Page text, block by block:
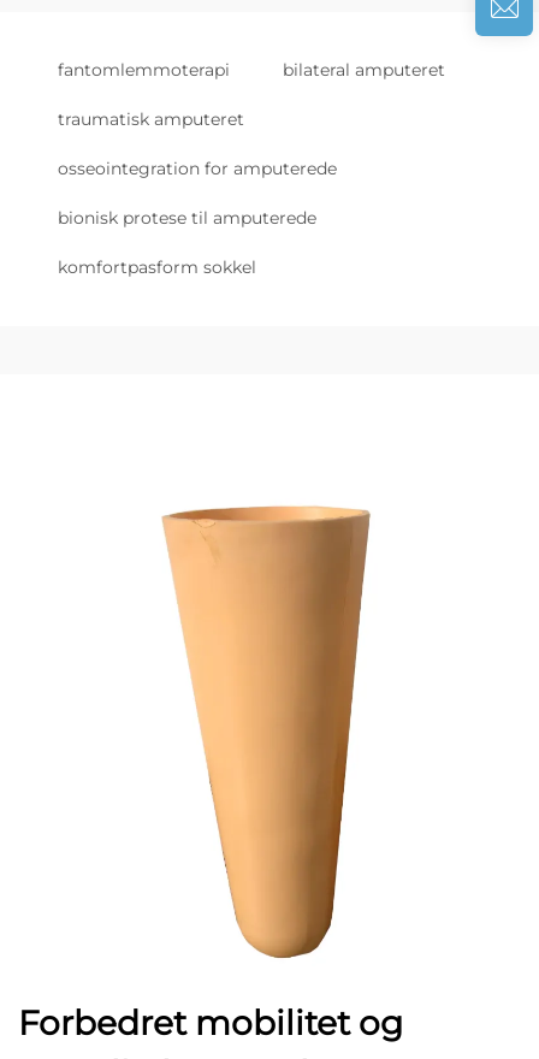
fantomlemmoterapi bilateral amputeret
traumatisk amputeret
osseointegration for amputerede
bionisk protese til amputerede
komfortpasform sokkel
Forbedret mobilitet og